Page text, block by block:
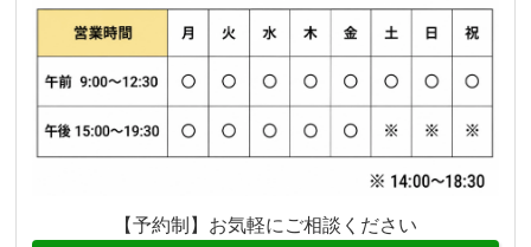
【予約制】お気軽にご相談ください